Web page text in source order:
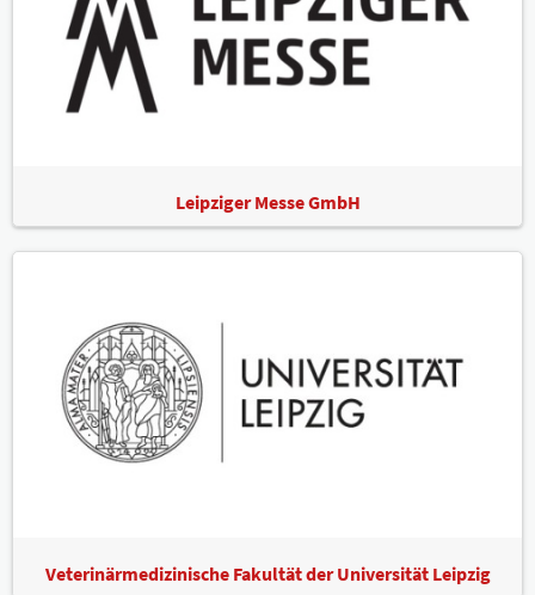
Leipziger Messe GmbH
Veterinärmedizinische Fakultät der Universität Leipzig